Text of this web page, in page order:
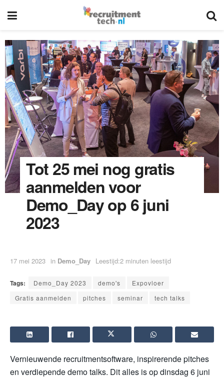
Tot 25 mei nog gratis
aanmelden voor
Demo_Day op 6 juni
2023
17 mei 2023 in Demo_Day Leestijd:2 minuten leestijd
Tags: Demo_Day 2023 demo's
Expovloer
Gratis aanmelden
pitches seminar tech talks
Vernieuwende recruitmentsoftware, inspirerende pitches
en verdiepende demo talks. Dit alles is op dinsdag 6 juni